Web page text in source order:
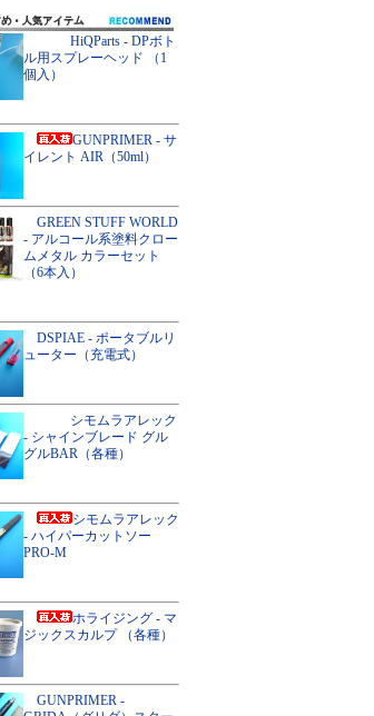
HiQParts - DPボト
ル用スプレーヘッド （1
個入）
GUNPRIMER - サ
イレント AIR（50ml）
GREEN STUFF WORLD
- アルコール系塗料クロー
ムメタル カラーセット
（6本入）
DSPIAE - ポータブルリ
ューター（充電式）
シモムラアレック
- シャインブレード グル
グルBAR（各種）
シモムラアレック
- ハイパーカットソー
PRO-M
ホライジング - マ
ジックスカルプ （各種）
GUNPRIMER -